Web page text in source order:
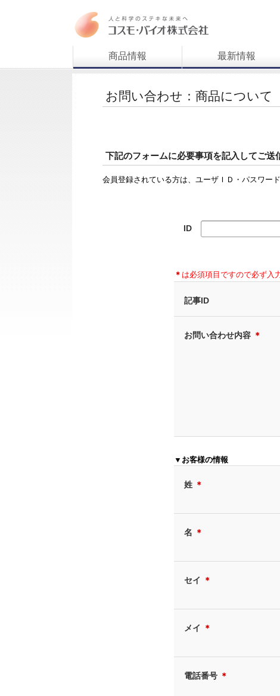
商品情報 最新情報
お問い合わせ：商品について
下記のフォームに必要事項を記入してご送
会員登録されている方は、ユーザＩＤ・パスワー
ID
＊ は必須項目ですので必ず入
記事ID
お問い合わせ内容 ＊
▼お客様の情報
姓 ＊
名 ＊
セイ ＊
メイ ＊
電話番号 ＊